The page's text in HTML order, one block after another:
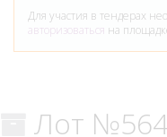
Для участия в тендерах
авторизоваться на
Лот